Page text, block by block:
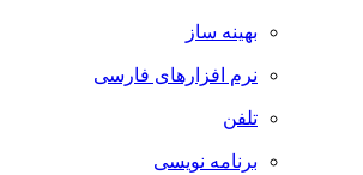
بهینه ساز
نرم افزارهای فارسی
تلفن
برنامه نویسی